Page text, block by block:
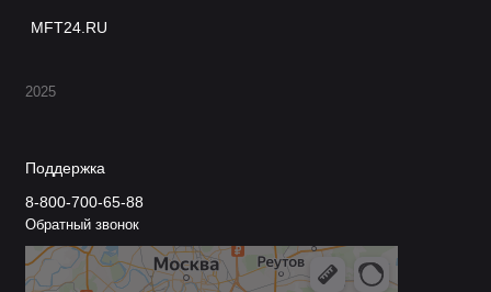
MFT24.RU
2025
Поддержка
8-800-700-65-88
Обратный звонок